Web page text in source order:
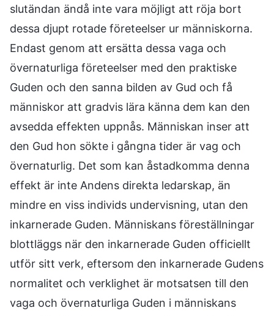
slutändan ändå inte vara möjligt att röja bort
dessa djupt rotade företeelser ur människorna.
Endast genom att ersätta dessa vaga och
övernaturliga företeelser med den praktiske
Guden och den sanna bilden av Gud och få
människor att gradvis lära känna dem kan den
avsedda effekten uppnås. Människan inser att
den Gud hon sökte i gångna tider är vag och
övernaturlig. Det som kan åstadkomma denna
effekt är inte Andens direkta ledarskap, än
mindre en viss individs undervisning, utan den
inkarnerade Guden. Människans föreställningar
blottläggs när den inkarnerade Guden officiellt
utför sitt verk, eftersom den inkarnerade Gudens
normalitet och verklighet är motsatsen till den
vaga och övernaturliga Guden i människans